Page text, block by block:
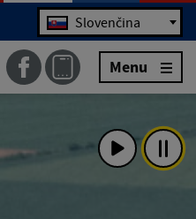
Jazyk Slovenčina
Menu